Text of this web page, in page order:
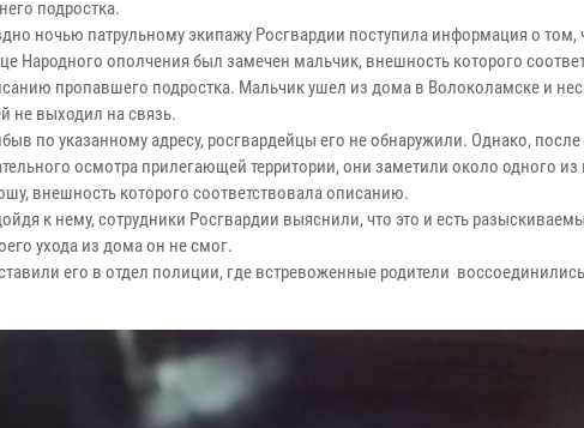
подростка.
ночью патрульному экипажу Росгвардии поступила информация о том,
Народного ополчения был замечен мальчик, внешность которого
пропавшего подростка. Мальчик ушел из дома в Волоколамске и
не выходил на связь.
по указанному адресу, росгвардейцы его не обнаружили. Однако, после
осмотра прилегающей территории, они заметили около одного из
внешность которого соответствовала описанию.
к нему, сотрудники Росгвардии выяснили, что это и есть
ухода из дома он не смог.
его в отдел полиции, где встревоженные родители